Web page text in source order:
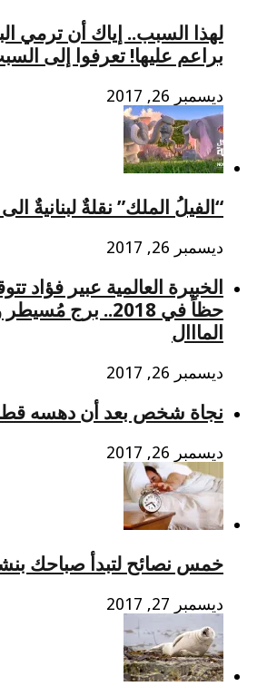
لهذا السبب.. إياك أن ترمي
براعم عليها! تعرفوا إلى
ديسمبر 26, 2017
“الفيلُ الملك” نقلةٌ لبنانيةٌ
ديسمبر 26, 2017
الخبيرة العالمية عبير فؤاد
حظاً في 2018.. برج
المااال
ديسمبر 26, 2017
نجاة شخص بعد أن دهسه
ديسمبر 26, 2017
خمس نصائح لتبدأ صباحك
ديسمبر 27, 2017